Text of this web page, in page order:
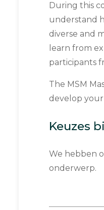
During this
understand
diverse and
learn from
participants
The MSM
develop
Keuzes
We hebben
onderwerp.